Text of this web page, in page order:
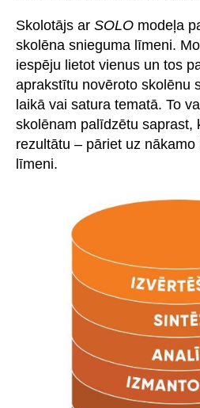
Skolotājs ar SOLO modeļa
skolēna snieguma līmeni.
iespēju lietot vienus un tos
aprakstītu novēroto skolēnu
laikā vai satura tematā. To
skolēnam palīdzētu saprast,
rezultātu – pāriet uz
līmeni.